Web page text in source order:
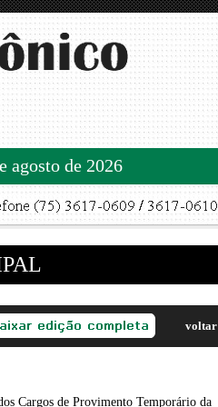
agosto de 2026
voltar
Cargos de Provimento Temporário da